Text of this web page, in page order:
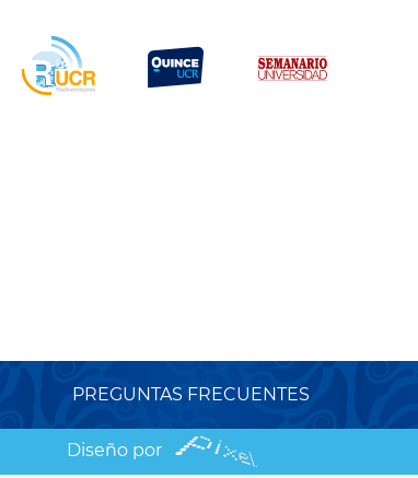
PREGUNTAS FRECUENTES
Diseño por